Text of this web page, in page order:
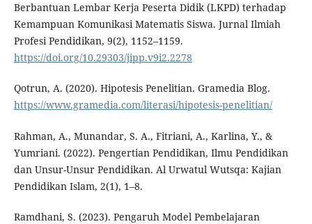
Berbantuan Lembar Kerja Peserta Didik (LKPD) terhadap
Kemampuan Komunikasi Matematis Siswa. Jurnal Ilmiah
Profesi Pendidikan, 9(2), 1152–1159.
https://doi.org/10.29303/jipp.v9i2.2278
Qotrun, A. (2020). Hipotesis Penelitian. Gramedia Blog.
https://www.gramedia.com/literasi/hipotesis-penelitian/
Rahman, A., Munandar, S. A., Fitriani, A., Karlina, Y., &
Yumriani. (2022). Pengertian Pendidikan, Ilmu Pendidikan
dan Unsur-Unsur Pendidikan. Al Urwatul Wutsqa: Kajian
Pendidikan Islam, 2(1), 1–8.
Ramdhani, S. (2023). Pengaruh Model Pembelajaran